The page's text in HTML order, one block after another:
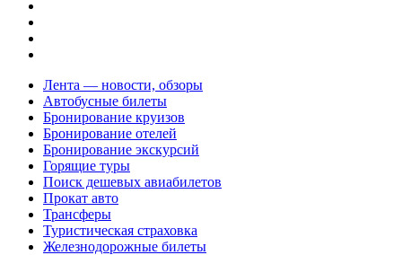
Лента — новости, обзоры
Автобусные билеты
Бронирование круизов
Бронирование отелей
Бронирование экскурсий
Горящие туры
Поиск дешевых авиабилетов
Прокат авто
Трансферы
Туристическая страховка
Железнодорожные билеты